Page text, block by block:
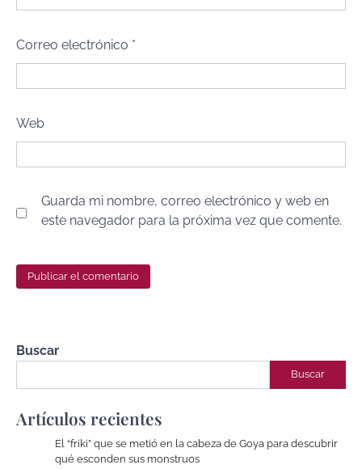
Correo electrónico *
Web
Guarda mi nombre, correo electrónico y web en
este navegador para la próxima vez que comente.
Buscar
Buscar
Artículos recientes
El “friki” que se metió en la cabeza de Goya para descubrir
qué esconden sus monstruos